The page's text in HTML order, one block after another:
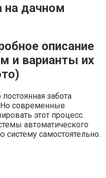
на дачном
описание
и варианты их
забота
современные
этот процесс.
автоматического
систему самостоятельно.